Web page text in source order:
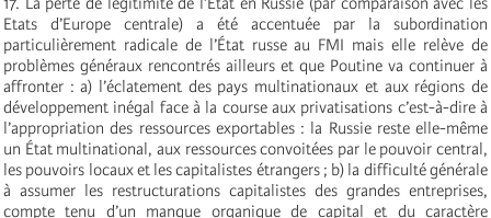
Etats d’Europe centrale) a été accentuée par la subordination
particulièrement radicale de l’État russe au FMI mais elle relève de
problèmes généraux rencontrés ailleurs et que Poutine va continuer à
affronter : a) l’éclatement des pays multinationaux et aux régions de
développement inégal face à la course aux privatisations c’est-à-dire à
l’appropriation des ressources exportables : la Russie reste elle-même
un État multinational, aux ressources convoitées par le pouvoir central,
les pouvoirs locaux et les capitalistes étrangers ; b) la difficulté générale
à assumer les restructurations capitalistes des grandes entreprises,
compte tenu d’un manque organique de capital et du caractère